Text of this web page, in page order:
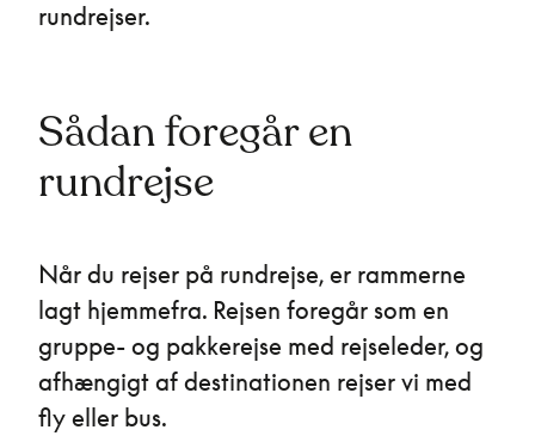
rundrejser.
Sådan foregår en
rundrejse
Når du rejser på rundrejse, er rammerne
lagt hjemmefra. Rejsen foregår som en
gruppe- og pakkerejse med rejseleder, og
afhængigt af destinationen rejser vi med
fly eller bus.